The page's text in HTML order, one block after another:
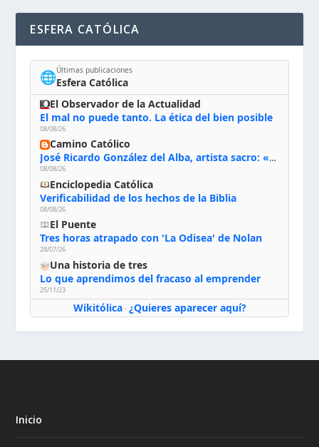
ESFERA CATÓLICA
🌐Últimas publicaciones
Esfera Católica
El Observador de la Actualidad
El mal no puede tanto. La ética del bien posible
08/08/26
Camino Católico
José Ricardo González del Alba, artista sacro: «Yo oro, hablo con Dios, le pido al Espíritu Santo su inspiración y siempre pinto rezando el rosario para que sea Él quien actúe a través de mis manos»
08/08/26
Enciclopedia Católica
Verificabilidad de los hechos de la Biblia
08/08/26
El Puente
Tres horas atrapado con 'La Odisea' de Nolan
28/07/26
Una historia de tres
Lo que aprendimos del fracaso al emprender
25/11/23
Wikitólica· ¿Quieres aparecer aquí?
Inicio